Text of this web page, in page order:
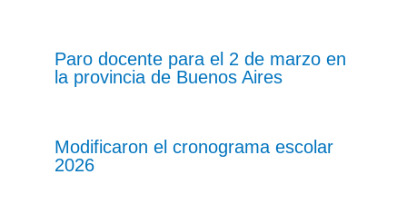
Paro docente para el 2 de marzo en
la provincia de Buenos Aires
Modificaron el cronograma escolar
2026